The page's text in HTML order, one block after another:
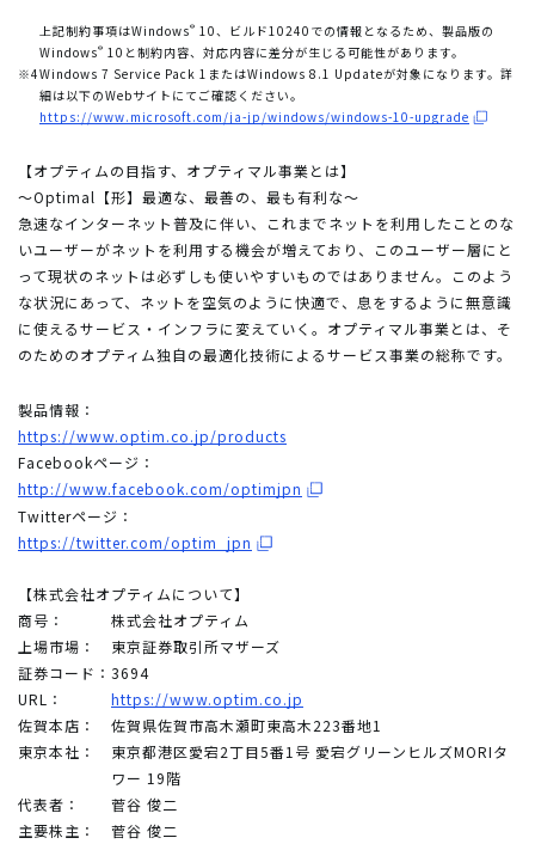
上記制約事項はWindows® 10、ビルド10240での情報となるため、製品版の
Windows® 10と制約内容、対応内容に差分が生じる可能性があります。
※4Windows 7 Service Pack 1またはWindows 8.1 Updateが対象になります。詳
細は以下のWebサイトにてご確認ください。
https://www.microsoft.com/ja-jp/windows/windows-10-upgrade
【オプティムの目指す、オプティマル事業とは】
～Optimal【形】最適な、最善の、最も有利な～
急速なインターネット普及に伴い、これまでネットを利用したことのな
いユーザーがネットを利用する機会が増えており、このユーザー層にと
って現状のネットは必ずしも使いやすいものではありません。このよう
な状況にあって、ネットを空気のように快適で、息をするように無意識
に使えるサービス・インフラに変えていく。オプティマル事業とは、そ
のためのオプティム独自の最適化技術によるサービス事業の総称です。
製品情報：
https://www.optim.co.jp/products
Facebookページ：
http://www.facebook.com/optimjpn
Twitterページ：
https://twitter.com/optim_jpn
【株式会社オプティムについて】
商号：
株式会社オプティム
上場市場：
東京証券取引所マザーズ
証券コード： 3694
URL：
https://www.optim.co.jp
佐賀本店：
佐賀県佐賀市高木瀬町東高木223番地1
東京本社：
東京都港区愛宕2丁目5番1号 愛宕グリーンヒルズMORIタ
ワー 19階
代表者：
菅谷 俊二
主要株主：
菅谷 俊二